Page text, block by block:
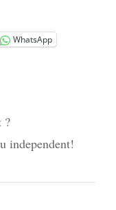
din Iași
WhatsApp
?
independent!